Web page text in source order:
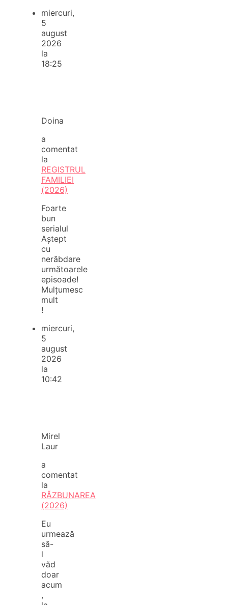
miercuri,
5
august
2026
la
18:25
Doina
a
comentat
la
REGISTRUL
FAMILIEI
(2026)
Foarte
bun
serialul
Aștept
cu
nerăbdare
următoarele
episoade!
Mulțumesc
mult
!
miercuri,
5
august
2026
la
10:42
Mirel
Laur
a
comentat
la
RĂZBUNAREA
(2026)
Eu
urmează
să-
l
văd
doar
acum
,